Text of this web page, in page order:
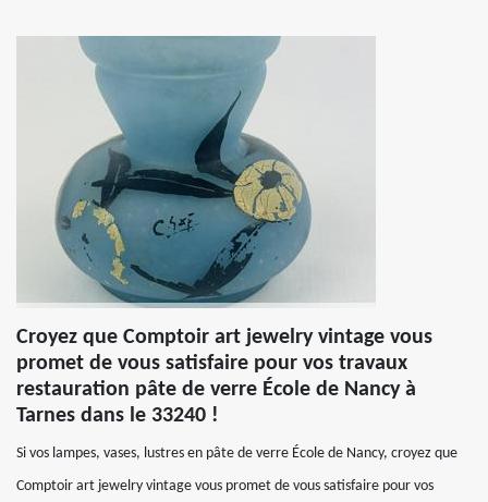
Croyez que Comptoir art jewelry vintage vous
promet de vous satisfaire pour vos travaux
restauration pâte de verre École de Nancy à
Tarnes dans le 33240 !
Si vos lampes, vases, lustres en pâte de verre École de Nancy, croyez que
Comptoir art jewelry vintage vous promet de vous satisfaire pour vos